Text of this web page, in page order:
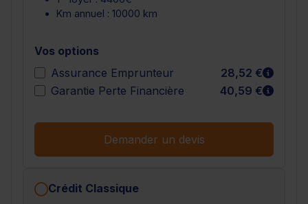
Km annuel : 10000 km
Vos options
Assurance Emprunteur
28,52 €
En
Garantie Perte Financière
40,59 € En
Demander un devis
Crédit Classique